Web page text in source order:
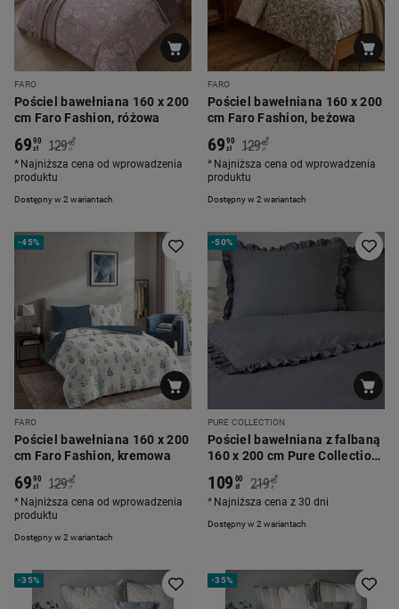
FARO
Pościel bawełniana 160 x 200
cm Faro Fashion, różowa
Dostępny w 2 wariantach
6990
zł 129 00
zł
*
Najniższa cena od wprowadzenia
produktu
FARO
Pościel bawełniana 160 x 200
cm Faro Fashion, beżowa
Dostępny w 2 wariantach
6990
zł 129 00
zł
*
Najniższa cena od wprowadzenia
produktu
-45%
FARO
Pościel bawełniana 160 x 200
cm Faro Fashion, kremowa
Dostępny w 2 wariantach
6990
zł 129 00
zł
*
Najniższa cena od wprowadzenia
produktu
-50%
PURE COLLECTION
Pościel bawełniana z falbaną
160 x 200 cm Pure Collection,
Dostępny w 2 wariantach
109 00
zł 219 00
zł
*
Najniższa cena z 30 dni
-35% -35%